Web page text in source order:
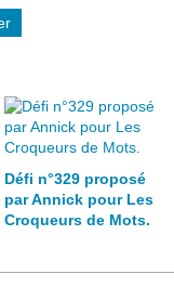
Défi n°329 proposé
par Annick pour Les
Croqueurs de Mots.